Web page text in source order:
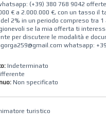
(+39) 380 768 9042
€ a 2.000.000 €, con un tasso il
2% in un periodo compreso tra 1
se la mia offerta ti
per discutere le modalità e
whatsapp:
Indeterminato
Non specificato
turistico